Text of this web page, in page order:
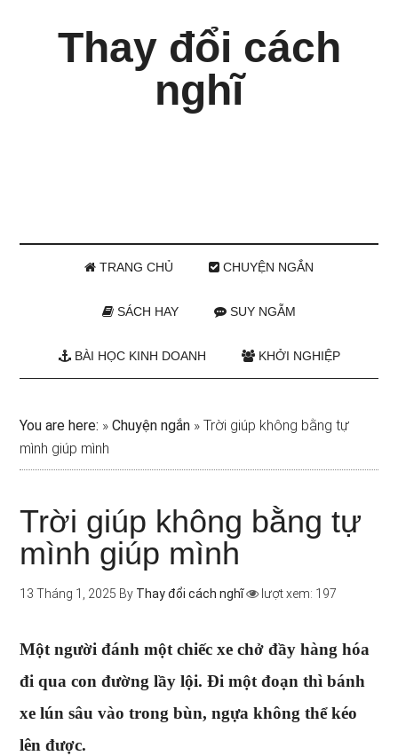
Thay đổi cách
nghĩ
TRANG CHỦ CHUYỆN NGẮN
SÁCH HAY SUY NGẪM
BÀI HỌC KINH DOANH KHỞI NGHIỆP
You are here: »Chuyện ngắn »Trời giúp không bằng tự
mình giúp mình
Trời giúp không bằng tự
mình giúp mình
13 Tháng 1, 2025 By Thay đổi cách nghĩ lượt xem: 197
Một người đánh một chiếc xe chở đầy hàng hóa
đi qua con đường lầy lội. Đi một đoạn thì bánh
xe lún sâu vào trong bùn, ngựa không thể kéo
lên được.